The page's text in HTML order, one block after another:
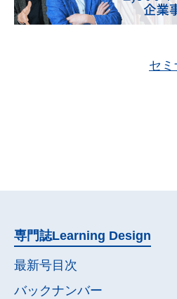
セ
専門誌Learning Design
最新号目次
バックナンバー